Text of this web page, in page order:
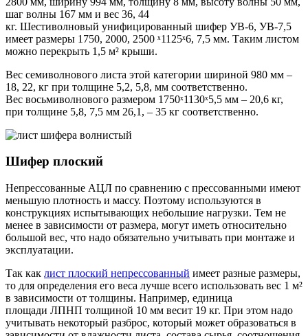
шаг волны 167 мм и вес 36, 44
кг. Шестиволновый унифицированный шифер УВ-6, УВ-7,5
имеет размеры 1750, 2000, 2500 ˣ1125ˣ6, 7,5 мм. Таким листом
можно перекрыть 1,5 м² крыши.
Вес семиволнового листа этой категории шириной 980 мм –
18, 22, кг при толщине 5,2, 5,8, мм соответственно.
Вес восьмиволнового размером 1750ˣ1130ˣ5,5 мм – 20,6 кг,
при толщине 5,8, 7,5 мм 26,1, – 35 кг соответственно.
Шифер плоский
Непрессованные АЦЛ по сравнению с прессованными имеют
меньшую плотность и массу. Поэтому используются в
конструкциях испытывающих небольшие нагрузки. Тем не
менее в зависимости от размера, могут иметь относительно
большой вес, что надо обязательно учитывать при монтаже и
эксплуатации.
Так как лист плоский непрессованный имеет разные размеры,
то для определения его веса лучше всего использовать вес 1 м²
в зависимости от толщины. Например, единица
площади ЛПНП толщиной 10 мм весит 19 кг. При этом надо
учитывать некоторый разброс, который может образоваться в